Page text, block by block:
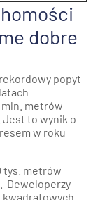
dobre
popyt
mln. metrów
to wynik o
w roku
tys. metrów
Deweloperzy
kwadratowych